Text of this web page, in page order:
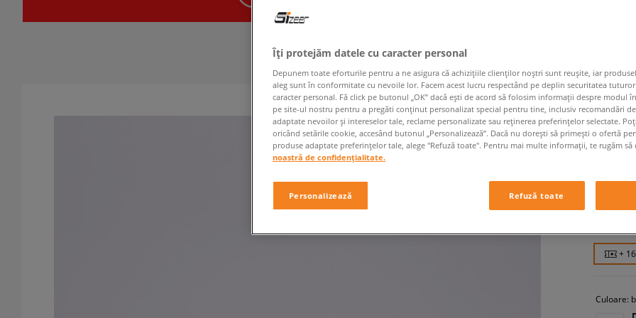
femei,
159,99
169,99
+
Culoare:
Îți protejăm datele cu caracter personal
Depunem toate eforturile pentru a ne asigura că achizițiile clienților noștri sunt reușite, iar
aleg sunt în conformitate cu nevoile lor. Facem acest lucru respectând pe deplin securitatea
caracter personal. Fă click pe butonul „OK” dacă ești de acord să folosim informații despre modul
pe site-ul nostru pentru a pregăti conținut personalizat special pentru tine, inclusiv recomandări
adaptate nevoilor și intereselor tale, reclame personalizate sau reținerea preferințelor selectate.
oricând setările cookie, accesând butonul „Personalizează”. Dacă nu dorești să primești o ofertă
produse adaptate preferințelor tale, alege "Refuză toate". Pentru mai multe informații, te rugăm să
noastră de confidențialitate.
Personalizează Refuză toate